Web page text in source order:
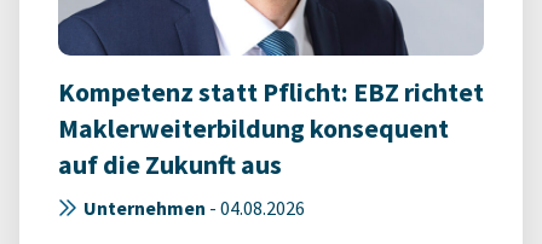
Kompetenz statt Pflicht: EBZ richtet
Maklerweiterbildung konsequent
auf die Zukunft aus
Unternehmen - 04.08.2026